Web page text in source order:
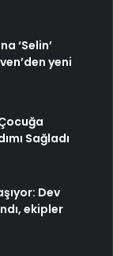
‘Selin’
yeni
Sağladı
Dev
ekipler